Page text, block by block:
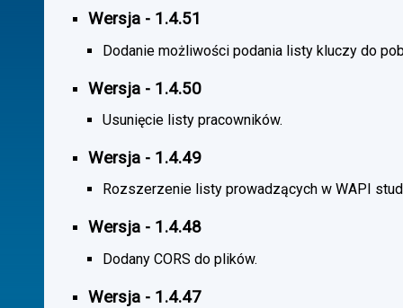
Wersja - 1.4.51
Dodanie możliwości podania listy kluczy do
Wersja - 1.4.50
Usunięcie listy pracowników.
Wersja - 1.4.49
Rozszerzenie listy prowadzących w WAPI
Wersja - 1.4.48
Dodany CORS do plików.
Wersja - 1.4.47